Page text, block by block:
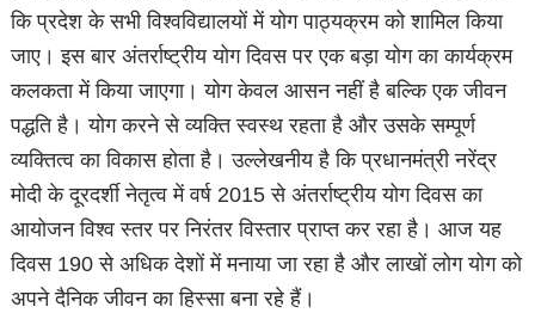
कि प्रदेश के सभी विश्वविद्यालयों में योग पाठ्यक्रम को शामिल किया
जाए। इस बार अंतर्राष्ट्रीय योग दिवस पर एक बड़ा योग का कार्यक्रम
कलकता में किया जाएगा। योग केवल आसन नहीं है बल्कि एक जीवन
पद्धति है। योग करने से व्यक्ति स्वस्थ रहता है और उसके सम्पूर्ण
व्यक्तित्व का विकास होता है। उल्लेखनीय है कि प्रधानमंत्री नरेंद्र
मोदी के दूरदर्शी नेतृत्व में वर्ष 2015 से अंतर्राष्ट्रीय योग दिवस का
आयोजन विश्व स्तर पर निरंतर विस्तार प्राप्त कर रहा है। आज यह
दिवस 190 से अधिक देशों में मनाया जा रहा है और लाखों लोग योग को
अपने दैनिक जीवन का हिस्सा बना रहे हैं।